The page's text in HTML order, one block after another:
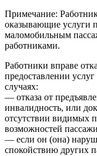
Примечание:
оказывающие услуги
маломобильным
работниками.
Работники вправе
предоставлении
случаях:
— отказа от
инвалидность, или
отсутствии видимых
возможностей
— если он (она)
спокойствию других